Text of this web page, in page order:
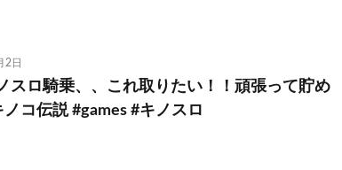
2日
スロ騎乗、、これ取りたい！！頑張って貯め
コ伝説 #games #キノスロ